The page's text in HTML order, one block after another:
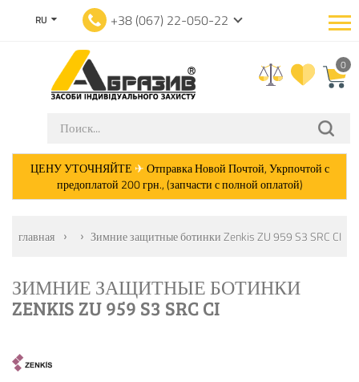
RU +38 (067) 22-050-22
0
ЦЕНУ УТОЧНЯЙТЕ ✈Отправка Новой Почтой, Укрпочтой с
предоплатой 200 грн., (запчасти с полной оплатой)
главная Зимние защитные ботинки Zenkis ZU 959 S3 SRC CI
ЗИМНИЕ ЗАЩИТНЫЕ БОТИНКИ
ZENKIS ZU 959 S3 SRC CI